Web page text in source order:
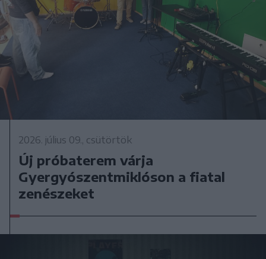
2026. július 09., csütörtök
Új próbaterem várja
Gyergyószentmiklóson a fiatal
zenészeket